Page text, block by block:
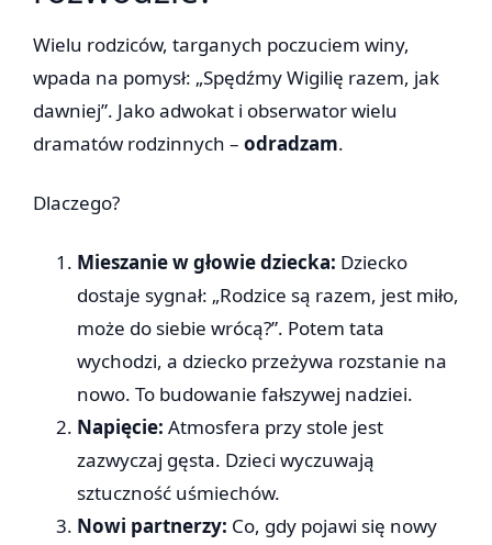
Wielu rodziców, targanych poczuciem winy,
wpada na pomysł: „Spędźmy Wigilię razem, jak
dawniej”. Jako adwokat i obserwator wielu
dramatów rodzinnych – odradzam.
Dlaczego?
Mieszanie w głowie dziecka: Dziecko
dostaje sygnał: „Rodzice są razem, jest miło,
może do siebie wrócą?”. Potem tata
wychodzi, a dziecko przeżywa rozstanie na
nowo. To budowanie fałszywej nadziei.
Napięcie: Atmosfera przy stole jest
zazwyczaj gęsta. Dzieci wyczuwają
sztuczność uśmiechów.
Nowi partnerzy: Co, gdy pojawi się nowy